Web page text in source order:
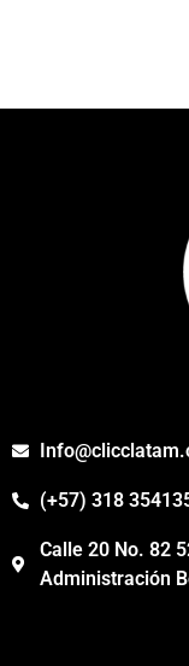
(+57) 318
Calle 20 No. 82
Administración